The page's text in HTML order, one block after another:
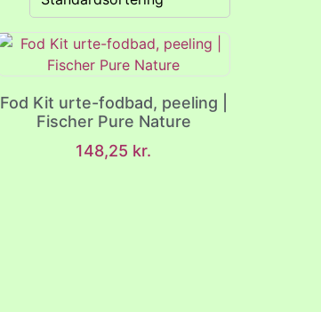
Fod Kit urte-fodbad, peeling |
Fischer Pure Nature
148,25 kr.